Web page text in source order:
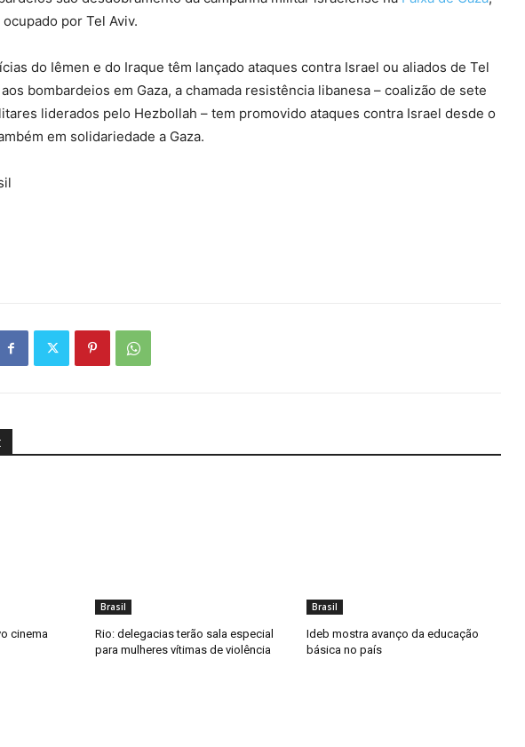
por Tel Aviv.
do Iêmen e do Iraque têm lançado ataques contra Israel ou aliados de Tel
bombardeios em Gaza, a chamada resistência libanesa – coalizão de sete
liderados pelo Hezbollah – tem promovido ataques contra Israel desde o
em solidariedade a Gaza.
cinema
Brasil
Rio: delegacias terão sala especial
para mulheres vítimas de violência
Brasil
Ideb mostra avanço da educação
básica no país